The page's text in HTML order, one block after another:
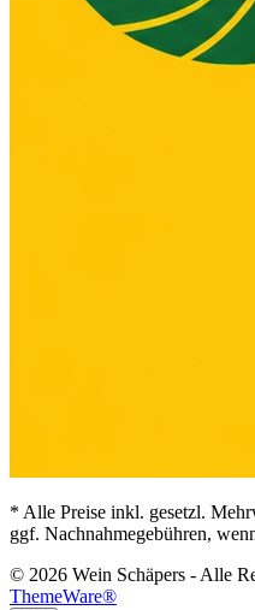
* Alle Preise inkl. gesetzl.
ggf. Nachnahmegebühren,
© 2026 Wein Schäpers - Alle
ThemeWare®